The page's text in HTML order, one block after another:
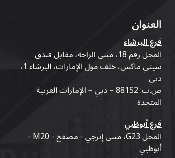
العنوان
فرع البرشاء
المحل رقم 18، مبنى الراحة، مقابل فندق
سيتي ماكس، خلف مول الإمارات، البرشاء 1،
دبي
ص.ب: 88152 – دبي – الإمارات العربية
المتحدة
فرع أبوظبي
المحل G23، مبنى إنرجي - مصفح - M20 -
أبوظبي